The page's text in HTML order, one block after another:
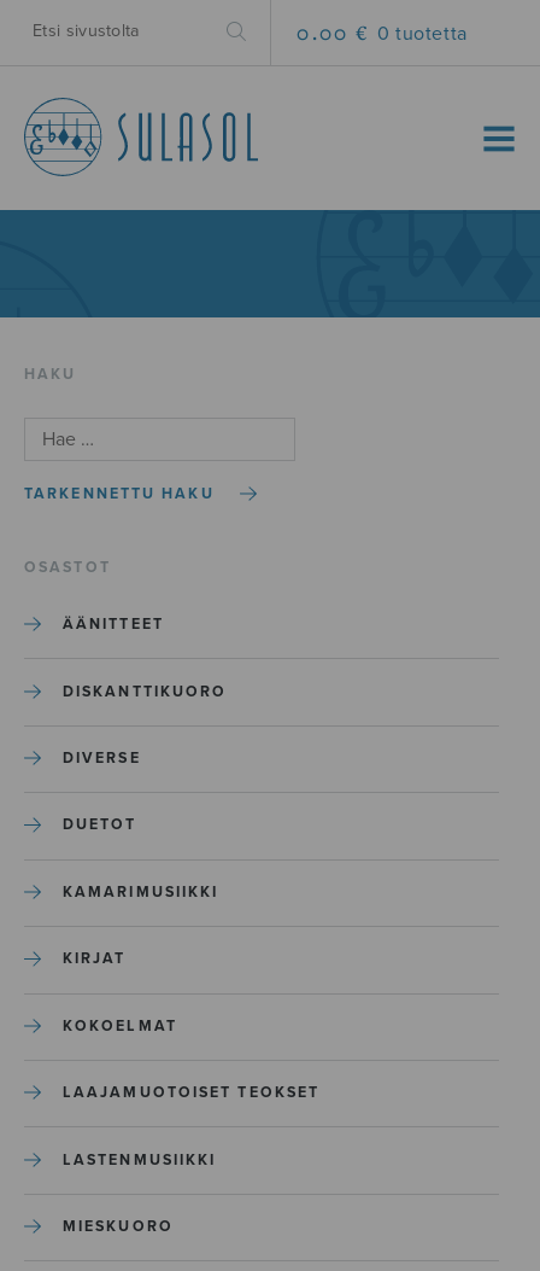
0.00 € 0 tuotetta
MENU
HAKU
TARKENNETTU HAKU
OSASTOT
ÄÄNITTEET
DISKANTTIKUORO
DIVERSE
DUETOT
KAMARIMUSIIKKI
KIRJAT
KOKOELMAT
LAAJAMUOTOISET TEOKSET
LASTENMUSIIKKI
MIESKUORO